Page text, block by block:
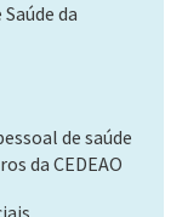
da
de saúde
da CEDEAO